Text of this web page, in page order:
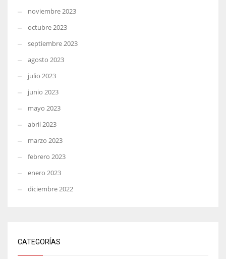
noviembre 2023
octubre 2023
septiembre 2023
agosto 2023
julio 2023
junio 2023
mayo 2023
abril 2023
marzo 2023
febrero 2023
enero 2023
diciembre 2022
CATEGORÍAS